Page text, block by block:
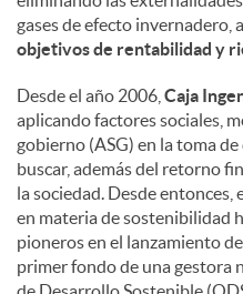
gases de efecto invernadero,
objetivos de rentabilidad y
Desde el año 2006, Caja
aplicando factores sociales,
gobierno (ASG) en la toma
buscar, además del retorno
la sociedad. Desde
en materia de sostenibilidad
pioneros en el lanzamiento
primer fondo de una gestora